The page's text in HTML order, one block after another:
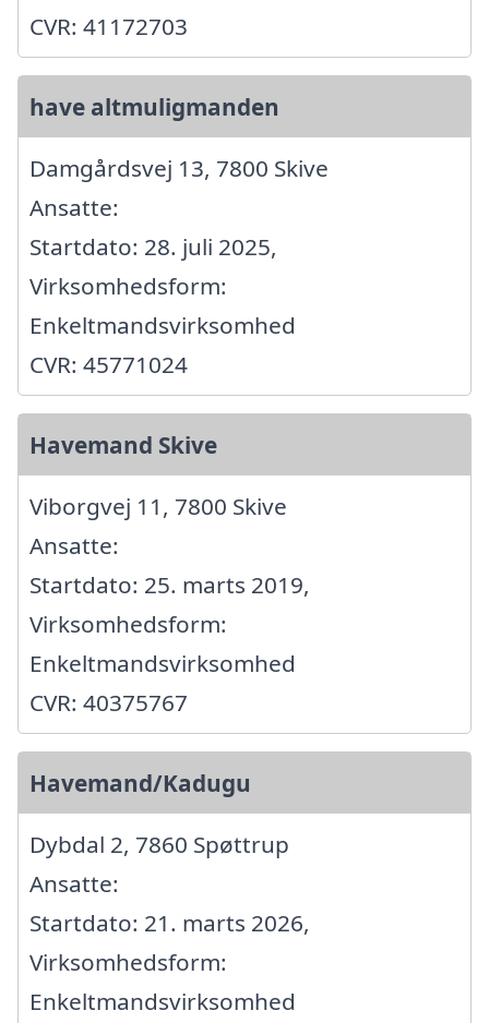
CVR: 41172703
have altmuligmanden
Damgårdsvej 13, 7800 Skive
Ansatte:
Startdato: 28. juli 2025,
Virksomhedsform:
Enkeltmandsvirksomhed
CVR: 45771024
Havemand Skive
Viborgvej 11, 7800 Skive
Ansatte:
Startdato: 25. marts 2019,
Virksomhedsform:
Enkeltmandsvirksomhed
CVR: 40375767
Havemand/Kadugu
Dybdal 2, 7860 Spøttrup
Ansatte:
Startdato: 21. marts 2026,
Virksomhedsform:
Enkeltmandsvirksomhed